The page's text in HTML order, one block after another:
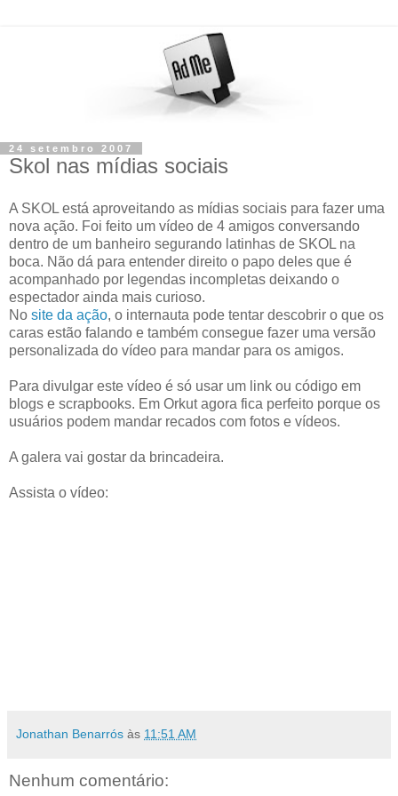
24 setembro 2007
Skol nas mídias sociais
A SKOL está aproveitando as mídias sociais para fazer uma
nova ação. Foi feito um vídeo de 4 amigos conversando
dentro de um banheiro segurando latinhas de SKOL na
boca. Não dá para entender direito o papo deles que é
acompanhado por legendas incompletas deixando o
espectador ainda mais curioso.
No site da ação, o internauta pode tentar descobrir o que os
caras estão falando e também consegue fazer uma versão
personalizada do vídeo para mandar para os amigos.
Para divulgar este vídeo é só usar um link ou código em
blogs e scrapbooks. Em Orkut agora fica perfeito porque os
usuários podem mandar recados com fotos e vídeos.
A galera vai gostar da brincadeira.
Assista o vídeo:
Jonathan Benarrós às 11:51 AM
Nenhum comentário: